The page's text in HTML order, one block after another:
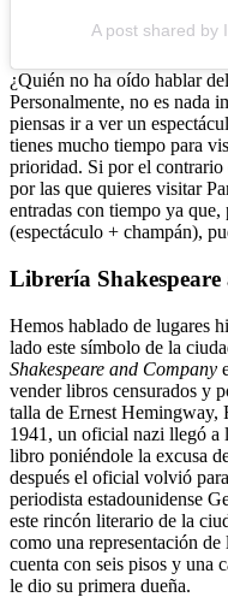
A post shared by
¿Quién no ha oído hablar
Personalmente, no es nada
piensas ir a ver un
tienes mucho tiempo para
prioridad. Si por el contrario
por las que quieres visitar
entradas con tiempo ya que,
(espectáculo + champán),
Librería
Hemos hablado de lugares
lado este símbolo de la
Shakespeare and Company
vender libros censurados y
talla de Ernest Hemingway,
1941, un oficial nazi llegó a
libro poniéndole la excusa
después el oficial volvió
periodista estadounidense
este rincón literario de la
como una representación
cuenta con seis pisos y una
le dio su primera dueña.